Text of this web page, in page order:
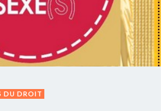
DU DROIT